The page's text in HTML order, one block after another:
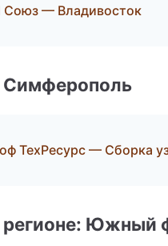
Союз — Владивосток
Симферополь
ТехРесурс — Сборка
регионе: Южный